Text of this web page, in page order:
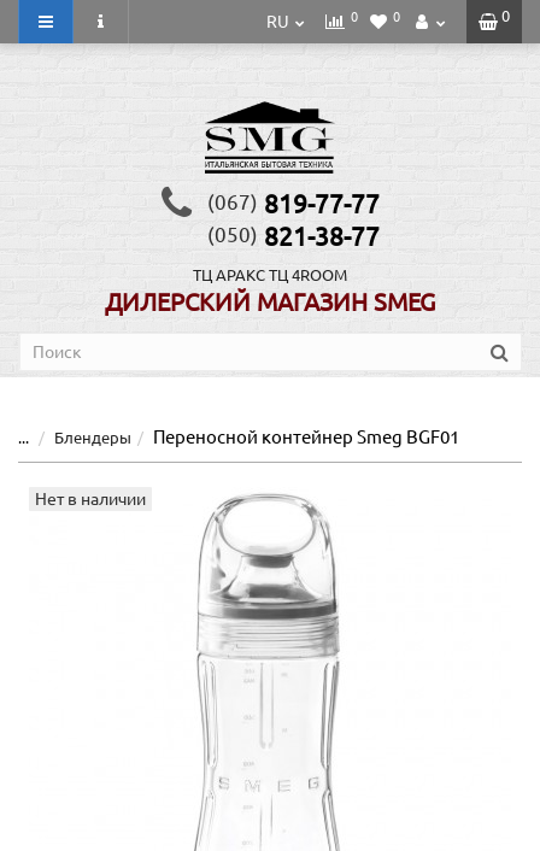
0
RU 0 0
(067) 819-77-77
(050) 821-38-77
ТЦ АРАКС ТЦ 4ROOM
ДИЛЕРСКИЙ МАГАЗИН SMEG
... Блендеры Переносной контейнер Smeg BGF01
Нет в наличии